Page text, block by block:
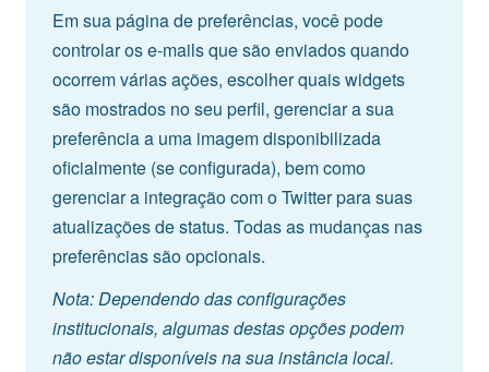
Em sua página de preferências, você pode
controlar os e-mails que são enviados quando
ocorrem várias ações, escolher quais widgets
são mostrados no seu perfil, gerenciar a sua
preferência a uma imagem disponibilizada
oficialmente (se configurada), bem como
gerenciar a integração com o Twitter para suas
atualizações de status. Todas as mudanças nas
preferências são opcionais.
Nota: Dependendo das configurações
institucionais, algumas destas opções podem
não estar disponíveis na sua instância local.